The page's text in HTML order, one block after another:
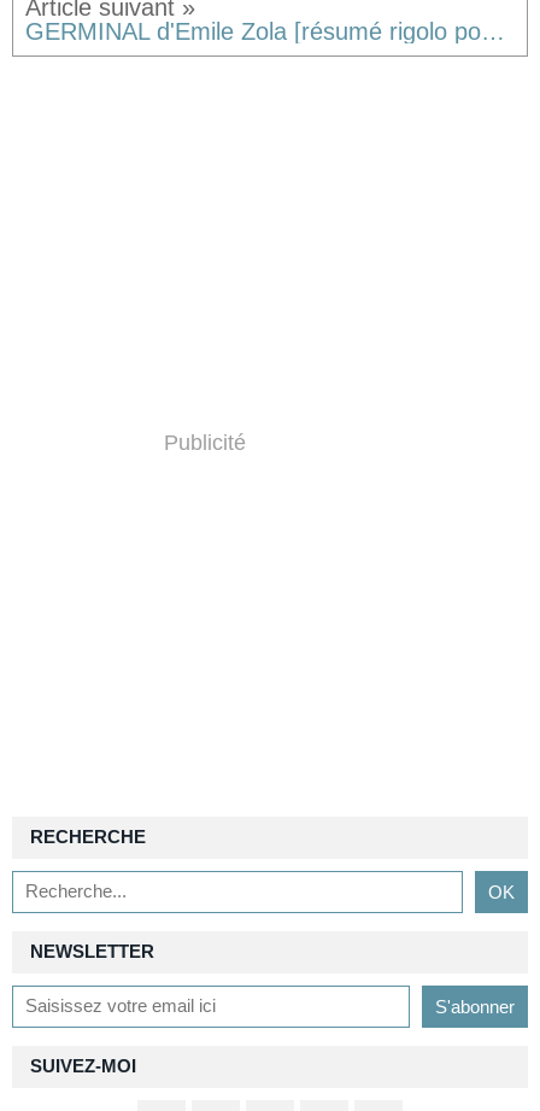
GERMINAL d'Emile Zola [résumé rigolo pour un livre qui l'est nettement moins]
Publicité
NEWSLETTER
SUIVEZ-MOI
RECHERCHE